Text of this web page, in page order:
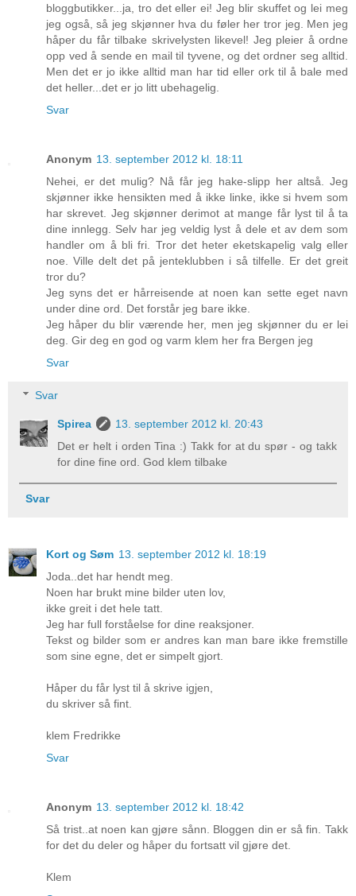
bloggbutikker...ja, tro det eller ei! Jeg blir skuffet og lei meg
jeg også, så jeg skjønner hva du føler her tror jeg. Men jeg
håper du får tilbake skrivelysten likevel! Jeg pleier å ordne
opp ved å sende en mail til tyvene, og det ordner seg alltid.
Men det er jo ikke alltid man har tid eller ork til å bale med
det heller...det er jo litt ubehagelig.
Svar
Anonym 13. september 2012 kl. 18:11
Nehei, er det mulig? Nå får jeg hake-slipp her altså. Jeg
skjønner ikke hensikten med å ikke linke, ikke si hvem som
har skrevet. Jeg skjønner derimot at mange får lyst til å ta
dine innlegg. Selv har jeg veldig lyst å dele et av dem som
handler om å bli fri. Tror det heter eketskapelig valg eller
noe. Ville delt det på jenteklubben i så tilfelle. Er det greit
tror du?
Jeg syns det er hårreisende at noen kan sette eget navn
under dine ord. Det forstår jeg bare ikke.
Jeg håper du blir værende her, men jeg skjønner du er lei
deg. Gir deg en god og varm klem her fra Bergen jeg
Svar
Svar
Spirea
13. september 2012 kl. 20:43
Det er helt i orden Tina :) Takk for at du spør - og takk
for dine fine ord. God klem tilbake
Svar
Kort og Søm 13. september 2012 kl. 18:19
Joda..det har hendt meg.
Noen har brukt mine bilder uten lov,
ikke greit i det hele tatt.
Jeg har full forståelse for dine reaksjoner.
Tekst og bilder som er andres kan man bare ikke fremstille
som sine egne, det er simpelt gjort.
Håper du får lyst til å skrive igjen,
du skriver så fint.
klem Fredrikke
Svar
Anonym 13. september 2012 kl. 18:42
Så trist..at noen kan gjøre sånn. Bloggen din er så fin. Takk
for det du deler og håper du fortsatt vil gjøre det.
Klem